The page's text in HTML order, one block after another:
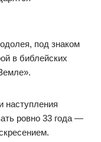
под знаком
в библейских
наступления
ровно 33 года —